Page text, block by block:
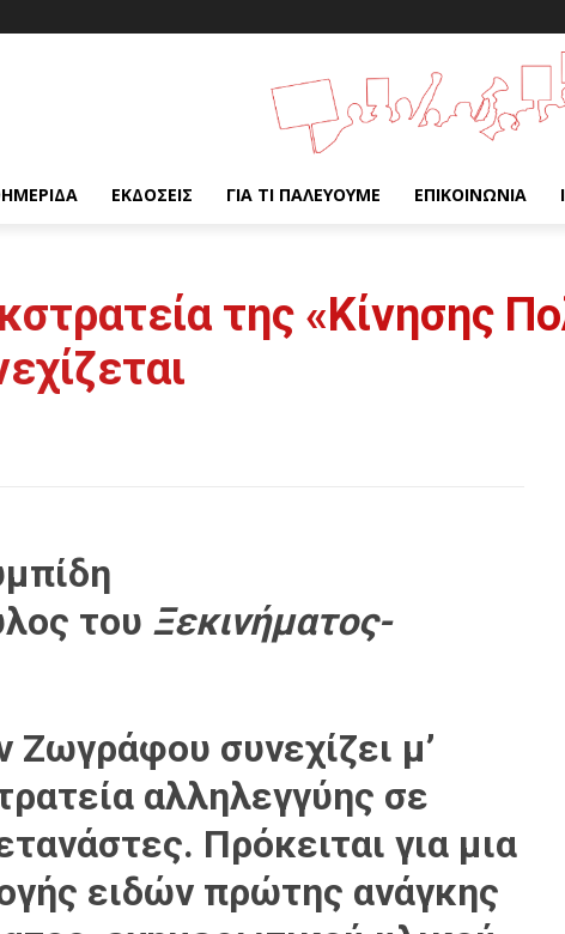
ΕΚΔΌΣΕΙΣ ΓΙΑ ΤΙ ΠΑΛΕΎΟΥΜΕ ΕΠΙΚΟΙΝΩΝΊΑ
της «Κίνησης
του Ξεκινήματος-
Ζωγράφου συνεχίζει μ’
αλληλεγγύης σε
Πρόκειται για μια
ειδών πρώτης ανάγκης